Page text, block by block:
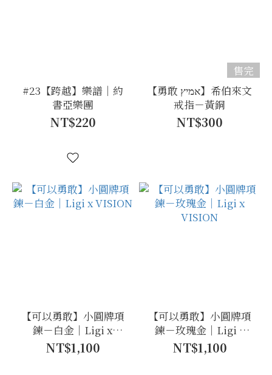
#23【跨越】樂譜｜約
書亞樂團
NT$220
售完
【勇敢 אמיץ】希伯來文
戒指－黃銅
NT$300
【可以勇敢】小圓牌項
鍊－白金｜Ligi x
VISION
NT$1,100
【可以勇敢】小圓牌項
鍊－玫瑰金｜Ligi x
VISION
NT$1,100